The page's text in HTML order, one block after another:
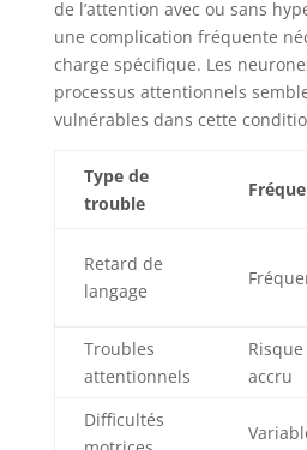
de l’attention avec ou sans
une complication fréquente
charge spécifique. Les
processus attentionnels
vulnérables dans cette
Type de
trouble
Retard de
langage
Troubles
attentionnels
Risque
accru
Difficultés